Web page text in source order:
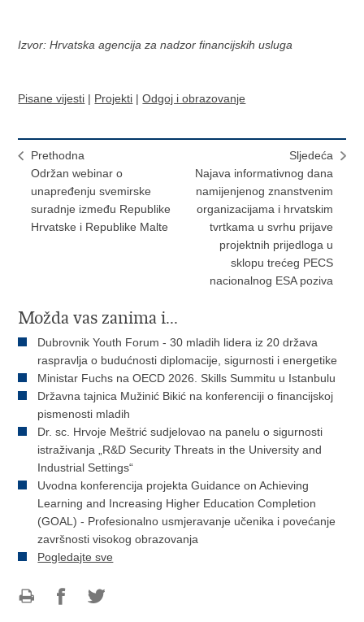
Izvor: Hrvatska agencija za nadzor financijskih usluga
Pisane vijesti | Projekti |Odgoj i obrazovanje
Prethodna
Održan webinar o
unapređenju svemirske
suradnje između Republike
Hrvatske i Republike Malte
Sljedeća
Najava informativnog dana
namijenjenog znanstvenim
organizacijama i hrvatskim
tvrtkama u svrhu prijave
projektnih prijedloga u
sklopu trećeg PECS
nacionalnog ESA poziva
Možda vas zanima i...
Dubrovnik Youth Forum - 30 mladih lidera iz 20 država
raspravlja o budućnosti diplomacije, sigurnosti i energetike
Ministar Fuchs na OECD 2026. Skills Summitu u Istanbulu
Državna tajnica Mužinić Bikić na konferenciji o financijskoj
pismenosti mladih
Dr. sc. Hrvoje Meštrić sudjelovao na panelu o sigurnosti
istraživanja „R&D Security Threats in the University and
Industrial Settings“
Uvodna konferencija projekta Guidance on Achieving
Learning and Increasing Higher Education Completion
(GOAL) - Profesionalno usmjeravanje učenika i povećanje
završnosti visokog obrazovanja
Pogledajte sve